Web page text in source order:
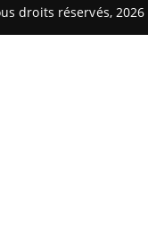
droits réservés, 2026